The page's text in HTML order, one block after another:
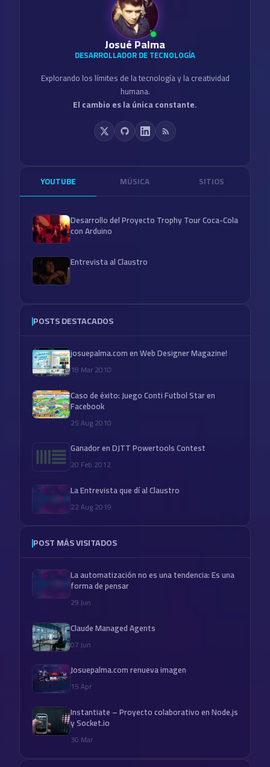
Josué Palma
DESARROLLADOR DE TECNOLOGÍA
Explorando los límites de la tecnología y la creatividad
humana.
El cambio es la única constante.
YOUTUBE MÚSICA SITIOS
Desarrollo del Proyecto Trophy Tour Coca-Cola
con Arduino
Entrevista al Claustro
POSTS DESTACADOS
josuepalma.com en Web Designer Magazine!
18 Mar 2010
Caso de éxito: Juego Conti Futbol Star en
Facebook
25 Aug 2010
Ganador en DJTT Powertools Contest
20 Feb 2012
La Entrevista que dí al Claustro
22 Aug 2019
POST MÁS VISITADOS
La automatización no es una tendencia: Es una
forma de pensar
29 Jun
Claude Managed Agents
07 Jun
Josuepalma.com renueva imagen
15 Apr
Instantiate – Proyecto colaborativo en Node.js
y Socket.io
30 Mar